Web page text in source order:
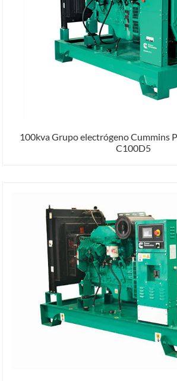
100kva Grupo electrógeno Cummins
C100D5